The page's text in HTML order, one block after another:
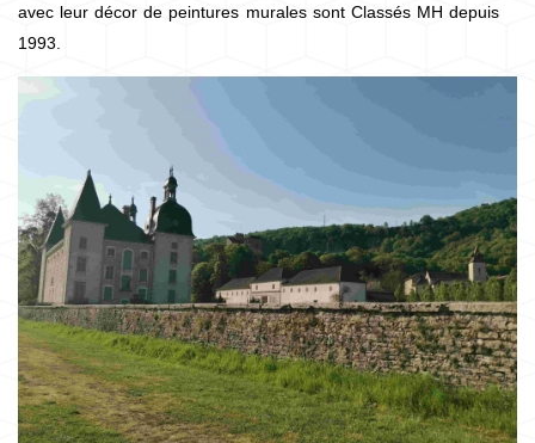
avec leur décor de peintures murales sont Classés MH depuis
1993.